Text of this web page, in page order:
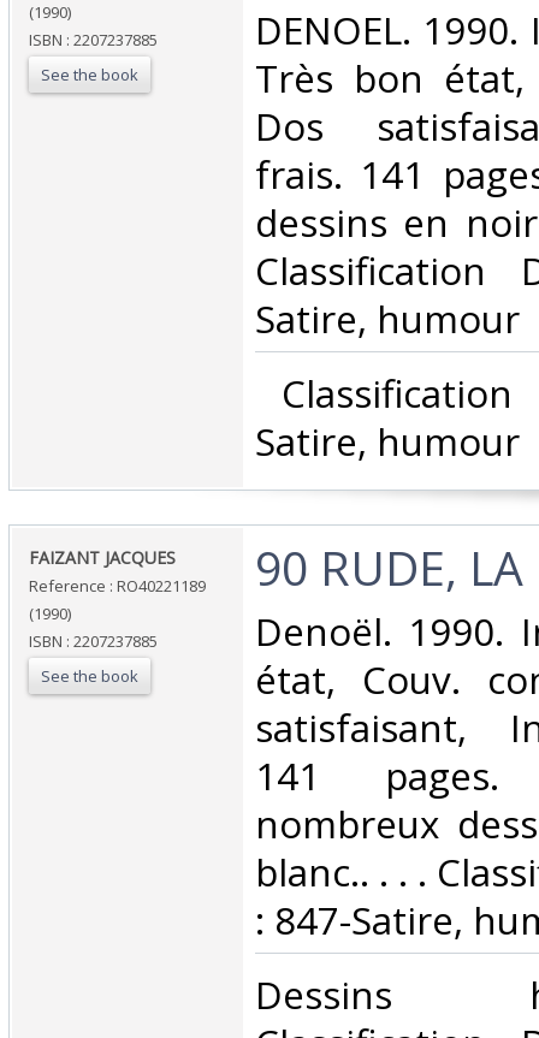
(1990)
ISBN : 2207237885
See the book
‎DENOEL.
Très bon état,
Dos
frais. 141
dessins en
Classification
Satire, humour‎
Satire, humour‎
‎FAIZANT JACQUES‎
Reference : RO40221189
(1990)
ISBN : 2207237885
See the book
‎90 RUDE, LA
‎Denoël. 1990.
état, Couv.
satisfaisant,
141
nombreux
blanc.. . . .
: 847-Satire,
‎Dessins